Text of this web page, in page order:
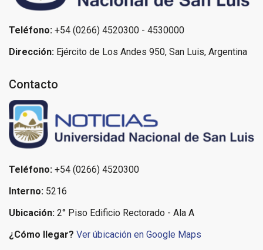
Teléfono: +54 (0266) 4520300 - 4530000
Dirección: Ejército de Los Andes 950, San Luis, Argentina
Contacto
Teléfono: +54 (0266) 4520300
Interno: 5216
Ubicación: 2° Piso Edificio Rectorado - Ala A
¿Cómo llegar? Ver úbicación en Google Maps